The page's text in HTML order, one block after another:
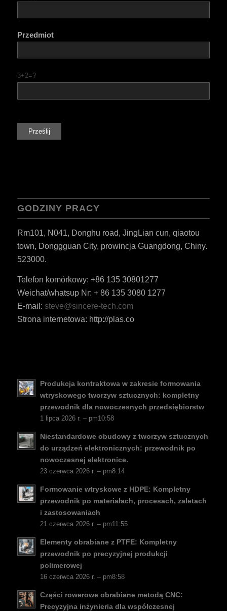
Przedmiot
3+2=?
GODZINY PRACY
Rm101, N041, Donghu road, JingLian cun, qiaotou
town, Donggguan City, prowincja Guangdong, Chiny.
523000.
Telefon komórkowy: +86 135 30801277
Weichat/whatsup Nr: + 86 135 3080 1277
E-mail: steve@sincere-tech.com
Strona internetowa: http://plas.co
Produkcja kontraktowa w zakresie formowania
wtryskowego tworzyw sztucznych: kompletny
przewodnik dla nowoczesnych przedsiębiorstw
1 lipca 2026 r. – pm10:58
Niestandardowe obudowy z tworzyw sztucznych
do urządzeń elektronicznych: przewodnik po
nowoczesnej elektronice.
23 czerwca 2026 r. – pm8:14
Formowanie wtryskowe z HDPE: Kompletny
przewodnik po materiałach, procesach, zaletach
i zastosowaniach
21 czerwca 2026 r. – pm11:55
Elementy obrabiane z PTFE: Kompletny
przewodnik po precyzyjnej produkcji
polimerowej
16 czerwca 2026 r. – pm8:58
Części rowerowe obrabiane metodą CNC:
Precyzyjna inżynieria dla współczesnej
RU
NL
TR
AR
ES
JA
KO
PT
CS
DA
FI
NB
EL